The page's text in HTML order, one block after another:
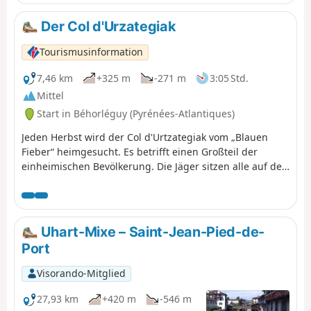
Der Col d'Urzategiak
Tourismusinformation
7,46 km
+325 m -271 m
3:05 Std.
Mittel
Start in Béhorléguy (Pyrénées-Atlantiques)
Jeden Herbst wird der Col d'Urtzategiak vom „Blauen
Fieber“ heimgesucht. Es betrifft einen Großteil der
einheimischen Bevölkerung. Die Jäger sitzen alle auf den
nach der Wanderung der Ringeltauben.
Uhart-Mixe – Saint-Jean-Pied-de-
Port
Visorando-Mitglied
27,93 km
+420 m
-546 m